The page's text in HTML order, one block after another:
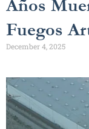
Años
Fuegos
December 4, 2025